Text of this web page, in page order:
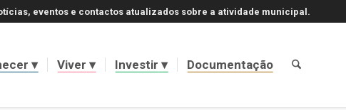
eventos e contactos atualizados sobre a atividade municipal.
Viver Investir Documentação